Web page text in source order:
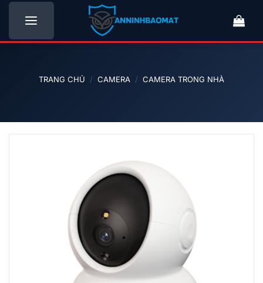
Bỏ
nội
TRANG CHỦ / CAMERA / CAMERA TRONG NHÀ